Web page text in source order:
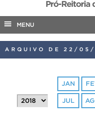
AUDITORIA
COBALTO
CONCURSOS
PORTARIAS
Pró-Reitoria
MENU
ARQUIVO DE 22/05/
JAN
JUL